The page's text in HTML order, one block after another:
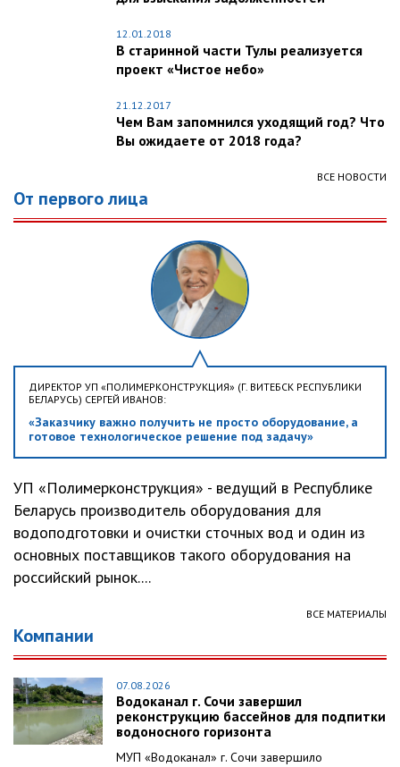
12.01.2018
В старинной части Тулы реализуется
проект «Чистое небо»
21.12.2017
Чем Вам запомнился уходящий год? Что
Вы ожидаете от 2018 года?
ВСЕ НОВОСТИ
От первого лица
ДИРЕКТОР УП «ПОЛИМЕРКОНСТРУКЦИЯ» (Г. ВИТЕБСК РЕСПУБЛИКИ
БЕЛАРУСЬ) СЕРГЕЙ ИВАНОВ:
«Заказчику важно получить не просто оборудование, а
готовое технологическое решение под задачу»
УП «Полимерконструкция» - ведущий в Республике
Беларусь производитель оборудования для
водоподготовки и очистки сточных вод и один из
основных поставщиков такого оборудования на
российский рынок....
ВСЕ МАТЕРИАЛЫ
Компании
07.08.2026
Водоканал г. Сочи завершил
реконструкцию бассейнов для подпитки
водоносного горизонта
МУП «Водоканал» г. Сочи завершило